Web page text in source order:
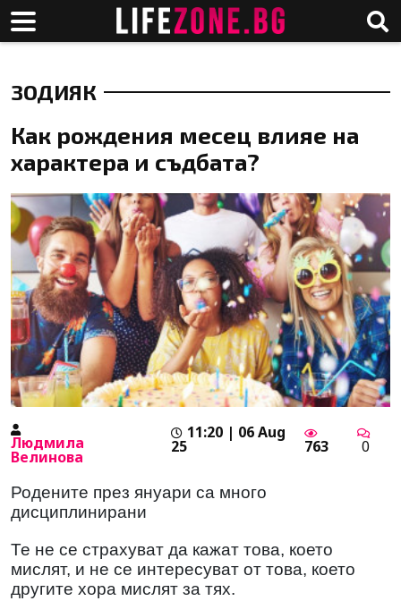
ЗОДИЯК
Как рождения месец влияе на
характера и съдбата?
Людмила
Велинова
11:20 | 06 Aug
25 763 0
Родените през януари са много
дисциплинирани
Те не се страхуват да кажат това, което
мислят, и не се интересуват от това, което
другите хора мислят за тях.